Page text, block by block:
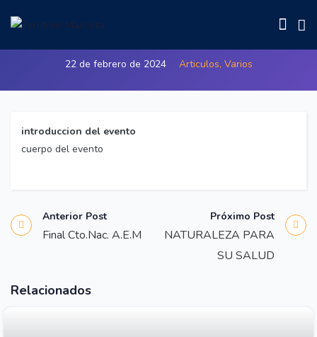
Sociedad Canina Aratz de Álava
22 de febrero de 2024 Articulos, Varios
introduccion del evento
cuerpo del evento
Anterior Post
Final Cto.Nac. A.E.M
Próximo Post
NATURALEZA PARA
SU SALUD
Relacionados